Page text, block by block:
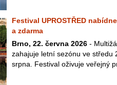
Festival UPROSTŘED
a zdarma
Brno, 22. června 2026 -
zahajuje letní sezónu ve středu
srpna. Festival oživuje veřejný